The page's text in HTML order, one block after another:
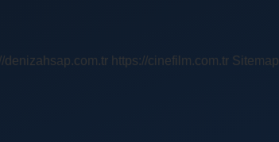
denizahsap.com.tr https://cinefilm.com.tr Sitemap